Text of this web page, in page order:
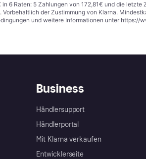
6 Raten: 5 Zahlungen von 172,81€ und die
der Zustimmung von Klarna.
und weitere Informationen unter https://
Business
Händlersupport
Händlerportal
Mit Klarna verkaufen
Entwicklerseite